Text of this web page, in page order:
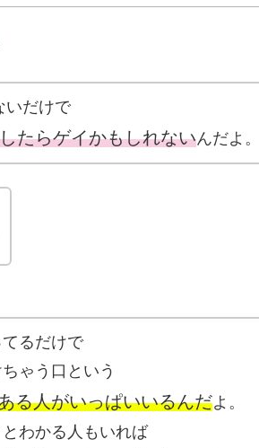
いだけで
たらゲイかもしれないんだよ。
るだけで
ゃう口という
る人がいっぱいいるんだよ。
わかる人もいれば